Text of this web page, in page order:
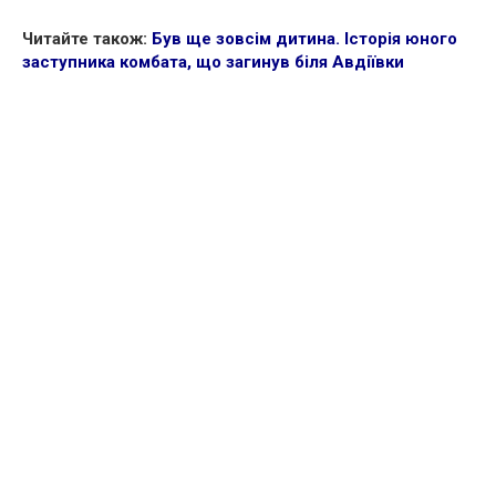
Читайте також: Був ще зовсім дитина. Історія юного
заступника комбата, що загинув біля Авдіївки